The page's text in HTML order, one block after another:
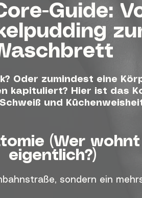
Guide:
Oder zumindest eine
kapituliert? Hier ist das
und
(Wer
eigentlich?)
sondern ein